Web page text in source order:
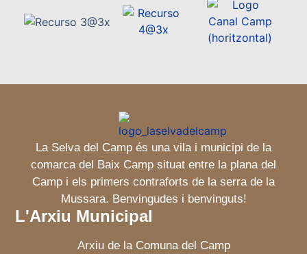
La Selva del Camp és una vila i municipi de la
comarca del Baix Camp situat entre la plana del
Camp i els primers contraforts de la serra de la
Mussara. Benvingudes i benvinguts!
L'Arxiu Municipal
Arxiu de la Comuna del Camp